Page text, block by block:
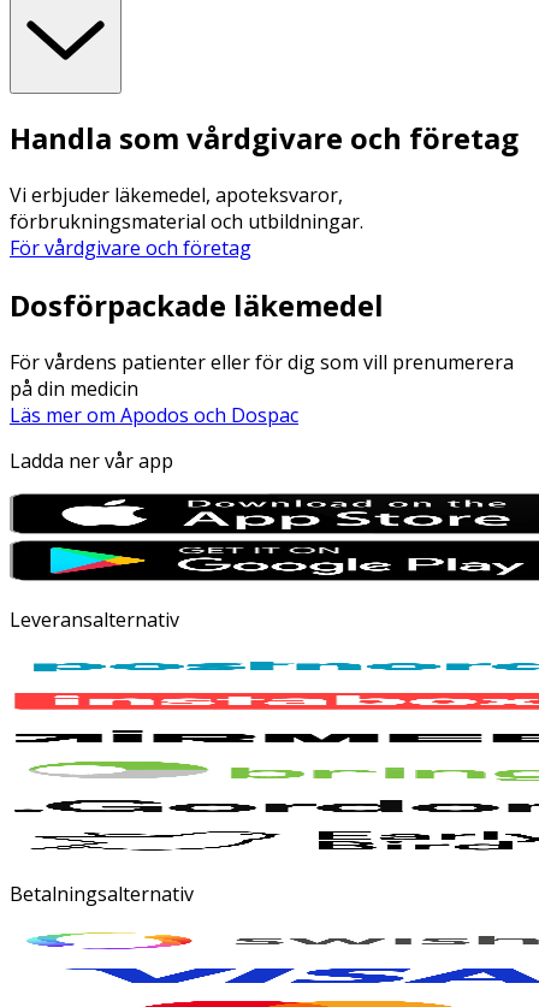
Handla som vårdgivare och företag
Vi erbjuder läkemedel, apoteksvaror,
förbrukningsmaterial och utbildningar.
För vårdgivare och företag
Dosförpackade läkemedel
För vårdens patienter eller för dig som vill prenumerera
på din medicin
Läs mer om Apodos och Dospac
Ladda ner vår app
Leveransalternativ
Betalningsalternativ